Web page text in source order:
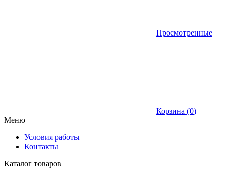
Просмотренные
Корзина (0)
Меню
Условия работы
Контакты
Каталог товаров